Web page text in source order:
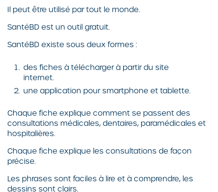
Il peut être utilisé par tout le monde.
SantéBD est un outil gratuit.
SantéBD existe sous deux formes :
des fiches à télécharger à partir du site
internet.
une application pour smartphone et tablette.
Chaque fiche explique comment se passent des
consultations médicales, dentaires, paramédicales et
hospitalières.
Chaque fiche explique les consultations de façon
précise.
Les phrases sont faciles à lire et à comprendre, les
dessins sont clairs.